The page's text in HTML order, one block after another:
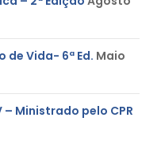
de Vida- 6ª Ed. Maio
– Ministrado pelo CPR